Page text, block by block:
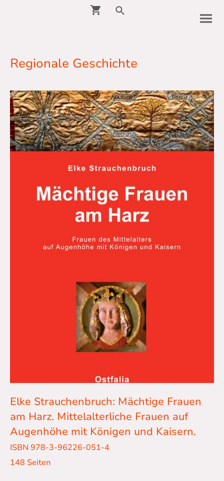
Regionale Geschichte
Elke Strauchenbruch: Mächtige Frauen
am Harz. Mittelalterliche Frauen auf
Augenhöhe mit Königen und Kaisern.
ISBN 978-3-96226-051-4
148 Seiten